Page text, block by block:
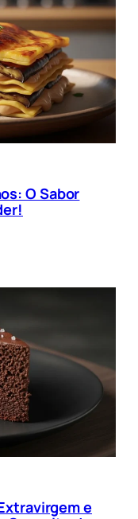
O Sabor
e